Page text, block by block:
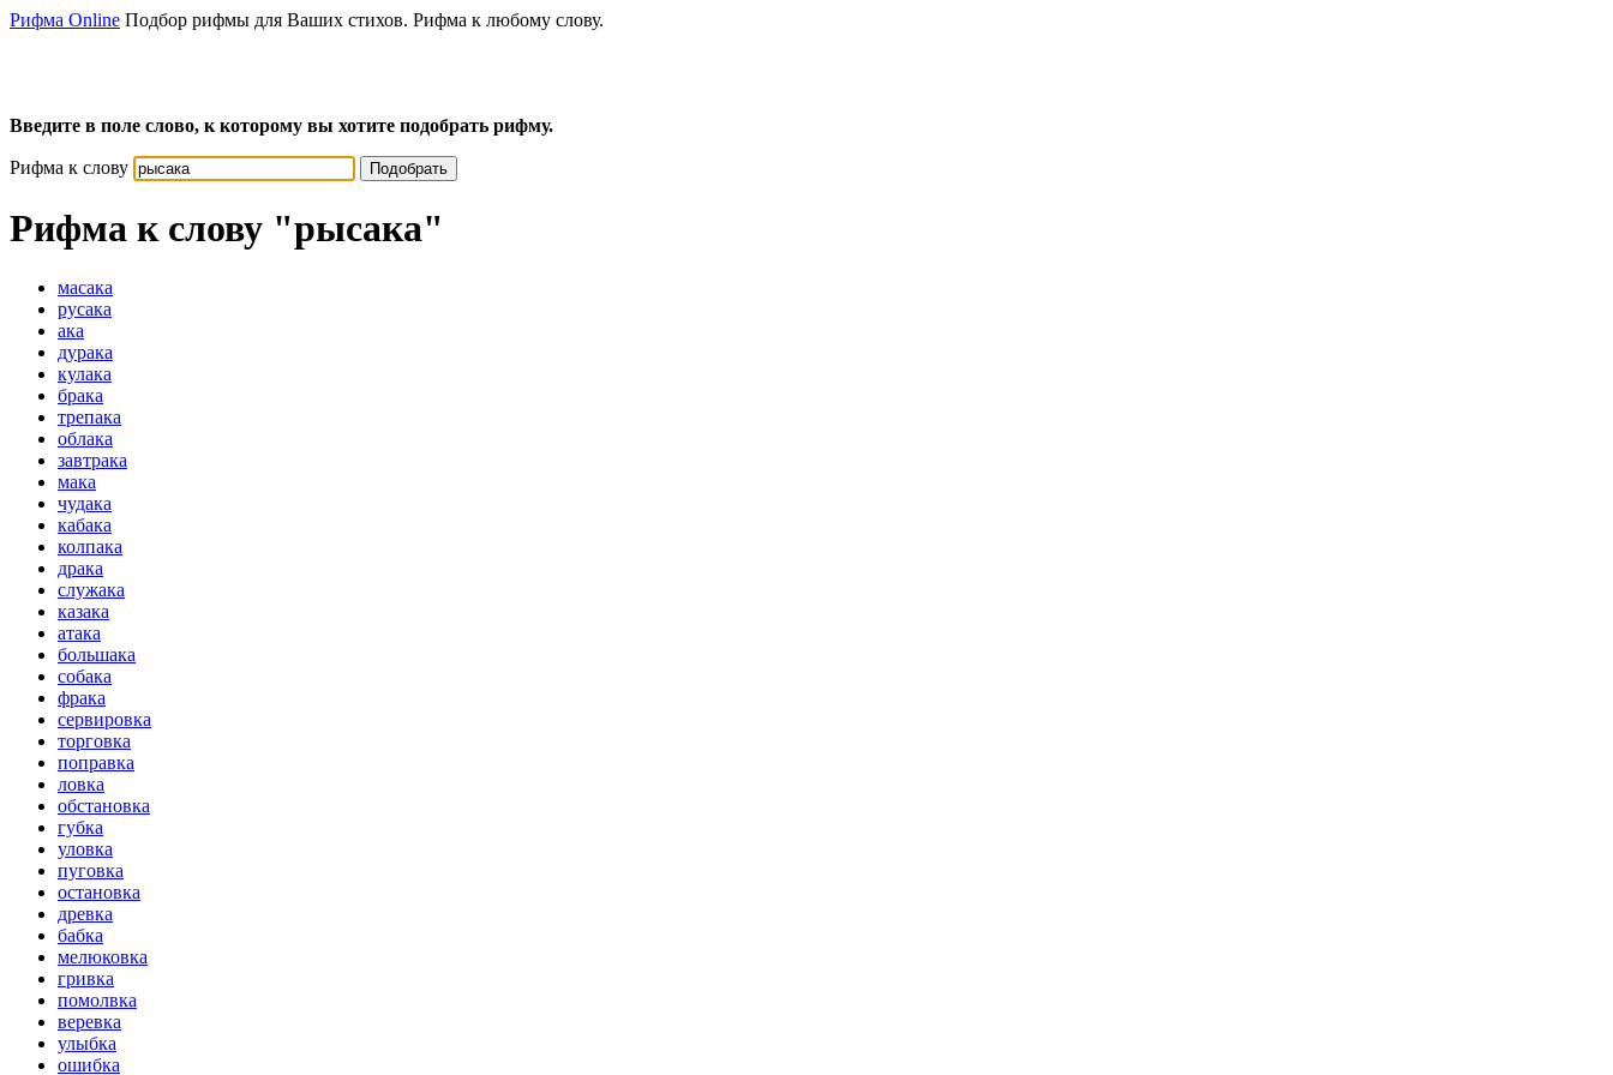
Рифма Online Подбор рифмы для Ваших стихов. Рифма к любому слову.
Введите в поле слово, к которому вы хотите подобрать рифму.
Рифма к слову Подобрать
Рифма к слову "рысака"
масака
русака
ака
дурака
кулака
брака
трепака
облака
завтрака
мака
чудака
кабака
колпака
драка
служака
казака
атака
большака
собака
фрака
сервировка
торговка
поправка
ловка
обстановка
губка
уловка
пуговка
остановка
древка
бабка
мелюковка
гривка
помолвка
веревка
улыбка
ошибка